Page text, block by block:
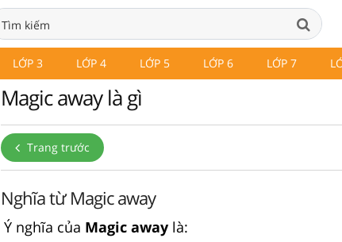
LỚP 3 LỚP 4 LỚP 5 LỚP 6 LỚP 7
Magic away là gì
Trang trước
Nghĩa từ Magic away
Ý nghĩa của Magic awaylà: